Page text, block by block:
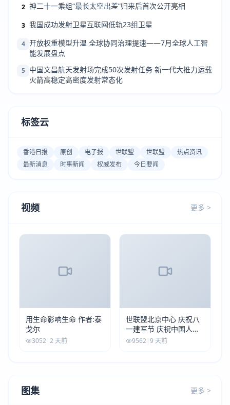
2 神二十一乘组“最长太空出差”归来后首次公开亮相
3 我国成功发射卫星互联网低轨23组卫星
4 开放权重模型升温 全球协同治理提速——7月全球人工智
能发展盘点
5 中国文昌航天发射场完成50次发射任务 新一代大推力运载
火箭高稳定高密度发射常态化
标签云
香港日报 原创 电子报 世联盟 世联盟
热点资讯
最新消息
时事新闻 权威发布 今日要闻
视频 更多 >
用生命影响生命 作者:泰
戈尔
3052 |2 天前
世联盟北京中心 庆祝八
一建军节 庆祝中国人民
解放军建军99周年
9562 |9 天前
图集 更多 >